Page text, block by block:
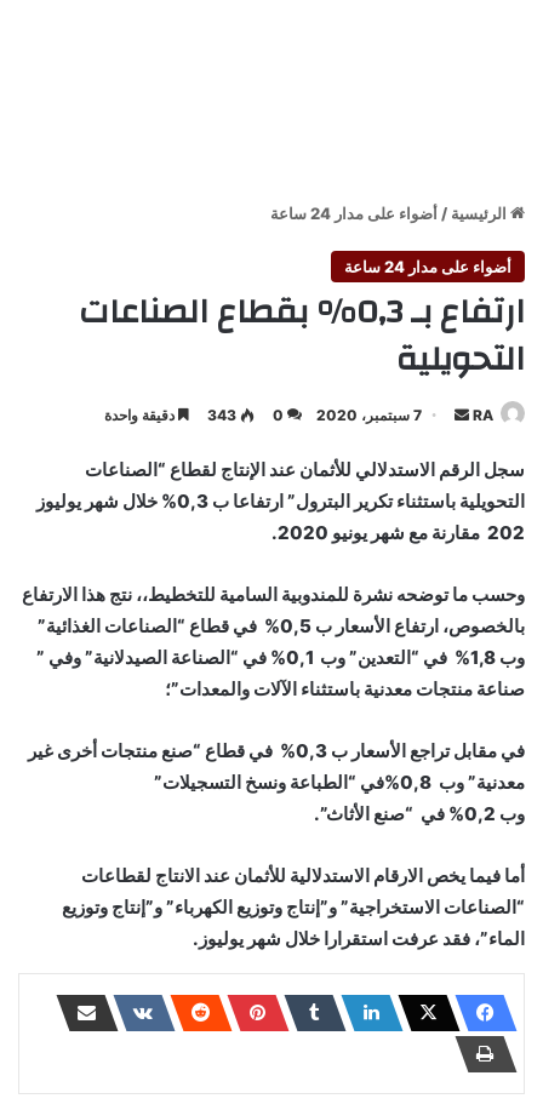
الرئيسية / أضواء على مدار 24 ساعة
أضواء على مدار 24 ساعة
ارتفاع بـ 0,3% بقطاع الصناعات
التحويلية
RA
أرسل
إلكترونيا
7 سبتمبر، 2020 0
343 دقيقة واحدة
سجل الرقم الاستدلالي للأثمان عند الإنتاج لقطاع “الصناعات
التحويلية باستثناء تكرير البترول” ارتفاعا ب 0,3% خلال شهر يوليوز
202 مقارنة مع شهر يونيو 2020.
وحسب ما توضحه نشرة للمندوبية السامية للتخطيط،، نتج هذا الارتفاع
بالخصوص، ارتفاع الأسعار ب 0,5% في قطاع “الصناعات الغذائية”
وب 1,8% في “التعدين” وب 0,1% في “الصناعة الصيدلانية” وفي ”
صناعة منتجات معدنية باستثناء الآلات والمعدات”؛
في مقابل تراجع الأسعار ب 0,3% في قطاع “صنع منتجات أخرى غير
معدنية” وب 0,8%في “الطباعة ونسخ التسجيلات”
وب 0,2% في “صنع الأثاث”.
أما فيما يخص الارقام الاستدلالية للأثمان عند الانتاج لقطاعات
“الصناعات الاستخراجية” و”إنتاج وتوزيع الكهرباء” و”إنتاج وتوزيع
الماء”، فقد عرفت استقرارا خلال شهر يوليوز.